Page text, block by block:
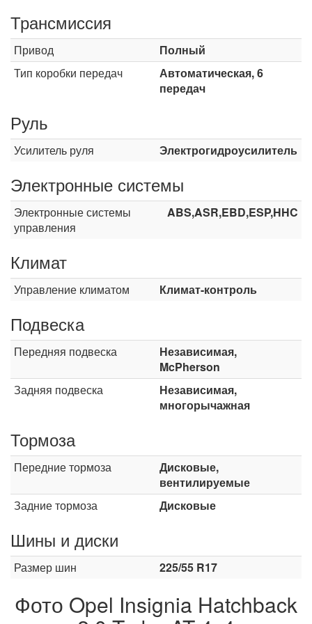
Трансмиссия
Привод
Полный
Тип коробки передач
Автоматическая, 6
передач
Руль
Усилитель руля Электрогидроусилитель
Электронные системы
Электронные системы
управления
ABS,ASR,EBD,ESP,HHC
Климат
Управление климатом Климат-контроль
Подвеска
Передняя подвеска
Независимая,
McPherson
Задняя подвеска
Независимая,
многорычажная
Тормоза
Передние тормоза
Дисковые,
вентилируемые
Задние тормоза
Дисковые
Шины и диски
Размер шин 225/55 R17
Фото Opel Insignia Hatchback